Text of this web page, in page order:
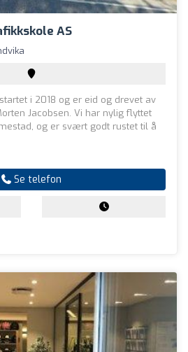
AS
i 2018 og er eid og drevet av
Jacobsen. Vi har nylig flyttet
og er svært godt rustet til å
Se telefon